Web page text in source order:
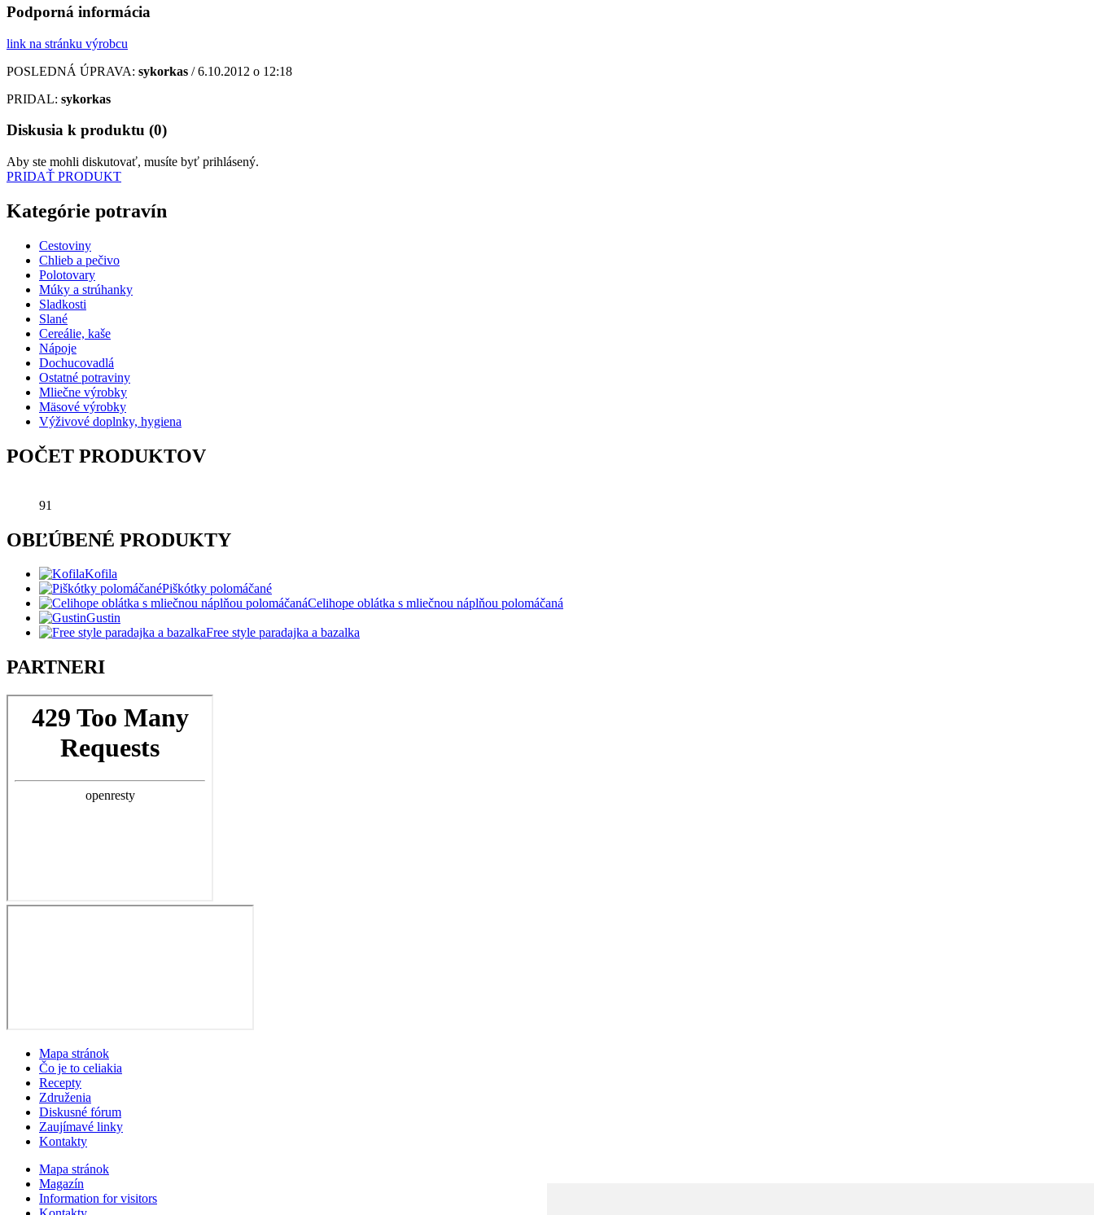
Podporná informácia
link na stránku výrobcu
POSLEDNÁ ÚPRAVA: sykorkas / 6.10.2012 o 12:18
PRIDAL: sykorkas
Diskusia k produktu (0)
Aby ste mohli diskutovať, musíte byť prihlásený.
PRIDAŤ PRODUKT
Kategórie potravín
Cestoviny
Chlieb a pečivo
Polotovary
Múky a strúhanky
Sladkosti
Slané
Cereálie, kaše
Nápoje
Dochucovadlá
Ostatné potraviny
Mliečne výrobky
Mäsové výrobky
Výživové doplnky, hygiena
POČET PRODUKTOV
91
OBĽÚBENÉ PRODUKTY
Kofila
Piškótky polomáčané
Celihope oblátka s mliečnou náplňou polomáčaná
Gustin
Free style paradajka a bazalka
PARTNERI
Mapa stránok
Čo je to celiakia
Recepty
Združenia
Diskusné fórum
Zaujímavé linky
Kontakty
Mapa stránok
Magazín
Information for visitors